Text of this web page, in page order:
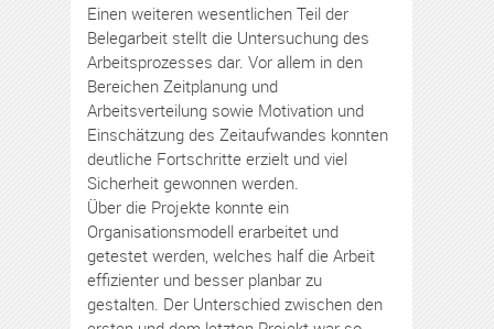
Einen weiteren wesentlichen Teil der
Belegarbeit stellt die Untersuchung des
Arbeitsprozesses dar. Vor allem in den
Bereichen Zeitplanung und
Arbeitsverteilung sowie Motivation und
Einschätzung des Zeitaufwandes konnten
deutliche Fortschritte erzielt und viel
Sicherheit gewonnen werden.
Über die Projekte konnte ein
Organisationsmodell erarbeitet und
getestet werden, welches half die Arbeit
effizienter und besser planbar zu
gestalten. Der Unterschied zwischen den